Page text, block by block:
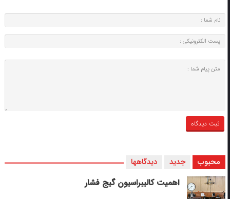
محبوب جدید دیدگاهها
اهمیت کالیبراسیون گیج فشار